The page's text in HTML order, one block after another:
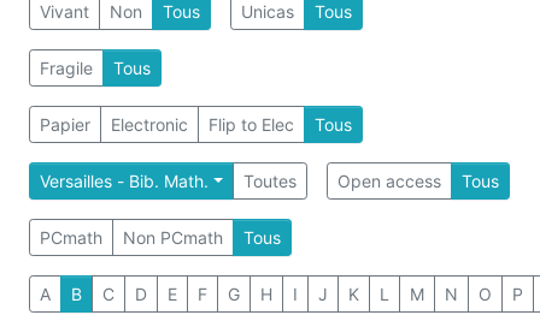
Vivant Non Tous Unicas Tous
Fragile Tous
Papier Electronic Flip to Elec Tous
Versailles - Bib. Math. Toutes Open access Tous
PCmath Non PCmath Tous
A B C D E F G H I J K L M N O P